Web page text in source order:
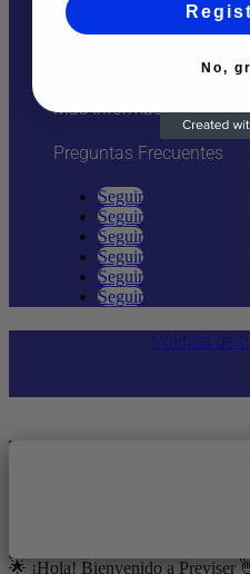
Trabaja aquí
Más Información
Preguntas Frecuentes
Seguir
Seguir
Seguir
Seguir
Seguir
Seguir
Política de
🌟 ¡Hola! Bienvenido a Previser
No,